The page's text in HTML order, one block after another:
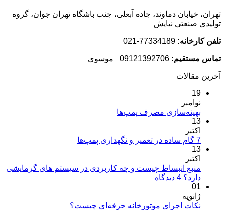
تهران، خیابان دماوند، جاده آبعلی، جنب باشگاه تهران جوان، گروه
تولیدی صنعتی نیایش
تلفن کارخانه: 77334189-021
تماس مستقیم: 09121392706 موسوی
آخرین مقالات
19
نوامبر
بهینه‌سازی مصرف پمپ‌ها
بهینه‌سازی
نشده
13
اکتبر
7 گام ساده در تعمیر و نگهداری پمپ‌ها
7
تعمیر
نشده
13
اکتبر
منبع انبساط چیست و چه کاربردی در سیستم های گرمایشی
دارد؟ 4 دیدگاه
چیست
01
ژانویه
نکات اجرای موتورخانه حرفه‌ای چیست؟